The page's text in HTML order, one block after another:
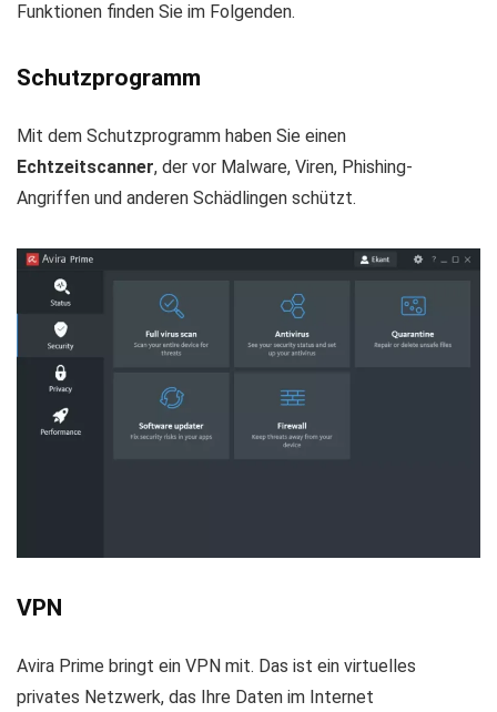
Funktionen finden Sie im Folgenden.
Schutzprogramm
Mit dem Schutzprogramm haben Sie einen
Echtzeitscanner, der vor Malware, Viren, Phishing-
Angriffen und anderen Schädlingen schützt.
VPN
Avira Prime bringt ein VPN mit. Das ist ein virtuelles
privates Netzwerk, das Ihre Daten im Internet